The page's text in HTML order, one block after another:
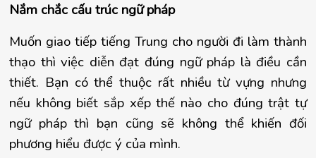
Nắm chắc cấu trúc ngữ pháp
Muốn giao tiếp tiếng Trung cho người đi làm thành
thạo thì việc diễn đạt đúng ngữ pháp là điều cần
thiết. Bạn có thể thuộc rất nhiều từ vựng nhưng
nếu không biết sắp xếp thế nào cho đúng trật tự
ngữ pháp thì bạn cũng sẽ không thể khiến đối
phương hiểu được ý của mình.